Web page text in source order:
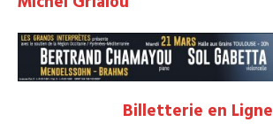
Billetterie en Ligne